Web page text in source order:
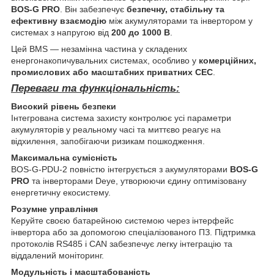
BOS-G PRO . Він забезпечує безпечну, стабільну та
ефективну взаємодію між акумуляторами та інвертором у
системах з напругою від 200 до 1000 В
Цей BMS — незамінна частина у складених
енергонакопичувальних системах, особливо у комерційних,
промислових або масштабних приватних СЕС
Переваги та функціональність:
Високий рівень безпеки
Інтегрована система захисту контролює усі параметри
акумуляторів у реальному часі та миттєво реагує на
відхилення, запобігаючи ризикам пошкодження.
Максимальна сумісність
BOS-G-PDU-2 повністю інтегрується з акумуляторами BOS-G
PRO та інверторами Deye, утворюючи єдину оптимізовану
енергетичну екосистему.
Розумне управління
Керуйте своєю батарейною системою через інтерфейс
інвертора або за допомогою спеціалізованого ПЗ. Підтримка
протоколів RS485 і CAN забезпечує легку інтеграцію та
віддалений моніторинг.
Модульність і масштабованість